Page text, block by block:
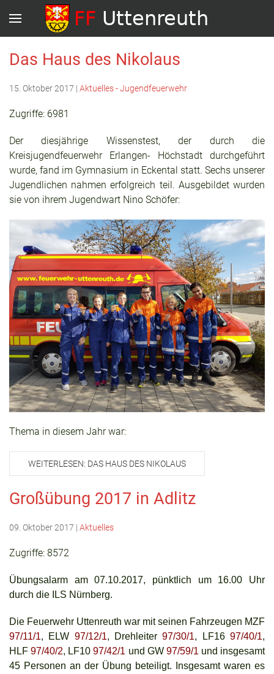
Das Haus des Nikolaus
15. Oktober 2017 | Aktuelles - Jugendfeuerwehr
Zugriffe: 6981
Der diesjährige Wissenstest, der durch die
Kreisjugendfeuerwehr Erlangen- Höchstadt durchgeführt
wurde, fand im Gymnasium in Eckental statt. Sechs unserer
Jugendlichen nahmen erfolgreich teil. Ausgebildet wurden
sie von ihrem Jugendwart Nino Schöfer:
Thema in diesem Jahr war:
WEITERLESEN: DAS HAUS DES NIKOLAUS
Großübung 2017 in Adlitz
09. Oktober 2017 | Aktuelles
Zugriffe: 8572
Übungsalarm am 07.10.2017, pünktlich um 16.00 Uhr
durch die ILS Nürnberg.
Die Feuerwehr Uttenreuth war mit seinen Fahrzeugen MZF
97/11/1, ELW 97/12/1, Drehleiter97/30/1, LF1697/40/1,
HLF97/40/2, LF1097/42/1 und GW 97/59/1 und insgesamt
45 Personen an der Übung beteiligt. Insgesamt waren es